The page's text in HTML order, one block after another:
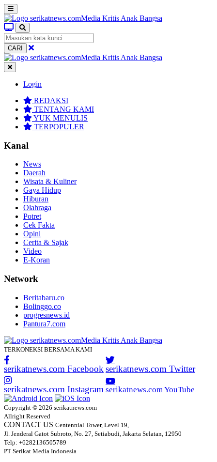
CARI
Login
REDAKSI
TENTANG KAMI
YUK MENULIS
TERPOPULER
Kanal
News
Daerah
Wisata & Kuliner
Gaya Hidup
Hiburan
Olahraga
Potret
Cek Fakta
Opini
Cerita & Sajak
Video
E-Koran
Network
Beritabaru.co
Bolinggo.co
progresnews.id
Pantura7.com
TERKONEKSI BERSAMA KAMI
serikatnews.com Facebook serikatnews.com Twitter
serikatnews.com Instagram serikatnews.com YouTube
Copyright © 2026 serikatnews.com
Allright Reserved
CONTACT US Centennial Tower, Level 19,
Jl. Jenderal Gatot Subroto, No. 27, Setiabudi, Jakarta Selatan, 12950
Telp: +6282136505789
PT Serikat Media Indonesia